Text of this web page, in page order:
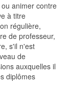
animer contre
à titre
régulière,
de professeur,
s'il n'est
de
auxquelles il
diplômes